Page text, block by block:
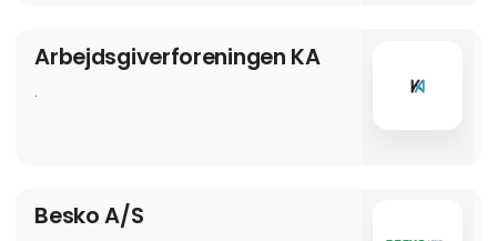
Arbejdsgiverforeningen KA
Besko A/S